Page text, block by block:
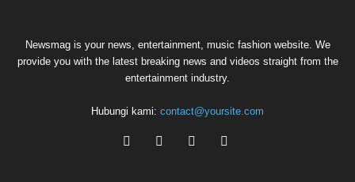
Newsmag is your news, entertainment, music fashion website. We
provide you with the latest breaking news and videos straight from the
entertainment industry.
Hubungi kami: contact@yoursite.com